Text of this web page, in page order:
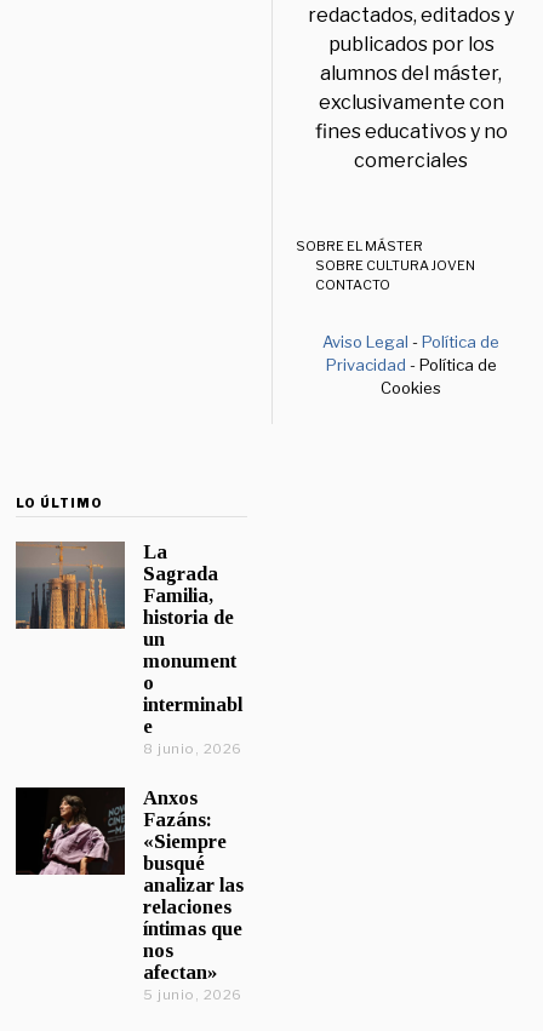
redactados, editados y
publicados por los
alumnos del máster,
exclusivamente con
fines educativos y no
comerciales
SOBRE EL MÁSTER
SOBRE CULTURA JOVEN
CONTACTO
Aviso Legal -Política de
Privacidad - Política de
Cookies
LO ÚLTIMO
La
Sagrada
Familia,
historia de
un
monument
o
interminabl
e
8 junio, 2026
Anxos
Fazáns:
«Siempre
busqué
analizar las
relaciones
íntimas que
nos
afectan»
5 junio, 2026